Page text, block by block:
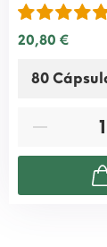
20,80 €